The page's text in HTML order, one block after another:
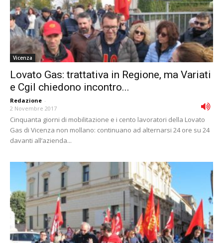
Vicenza
Lovato Gas: trattativa in Regione, ma Variati
e Cgil chiedono incontro...
Redazione -
2 Novembre 2017
Cinquanta giorni di mobilitazione e i cento lavoratori della Lovato
Gas di Vicenza non mollano: continuano ad alternarsi 24 ore su 24
davanti all’azienda...